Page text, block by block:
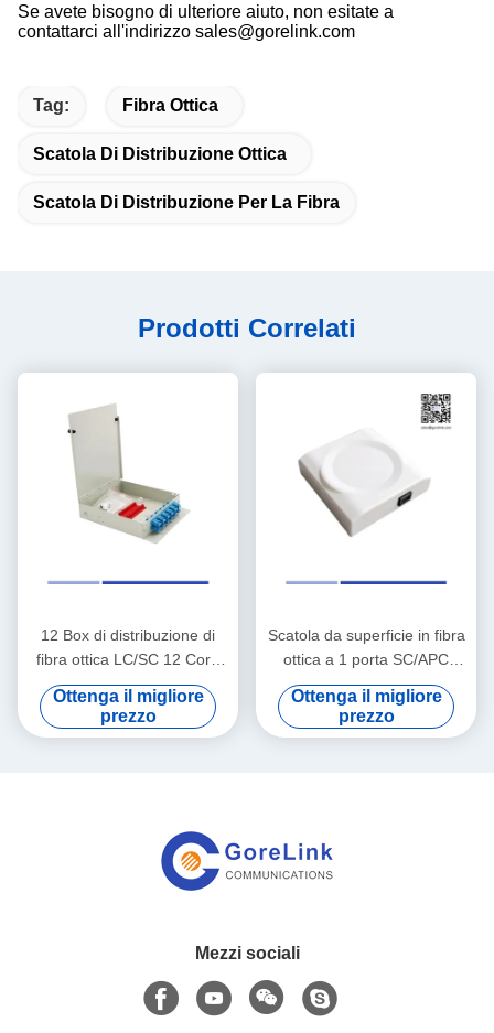
Se avete bisogno di ulteriore aiuto, non esitate a
contattarci all'indirizzo sales@gorelink.com
Tag: Fibra Ottica
Scatola Di Distribuzione Ottica
Scatola Di Distribuzione Per La Fibra
Prodotti Correlati
12 Box di distribuzione di
fibra ottica LC/SC 12 Core
Metal Fiber Optic Distribution
Unit
Ottenga il migliore
prezzo
Scatola da superficie in fibra
ottica a 1 porta SC/APC
adatta per applicazioni
interne, scarica
Ottenga il migliore
prezzo
Mezzi sociali